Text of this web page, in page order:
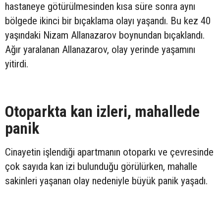
hastaneye götürülmesinden kısa süre sonra aynı
bölgede ikinci bir bıçaklama olayı yaşandı. Bu kez 40
yaşındaki Nizam Allanazarov boynundan bıçaklandı.
Ağır yaralanan Allanazarov, olay yerinde yaşamını
yitirdi.
Otoparkta kan izleri, mahallede
panik
Cinayetin işlendiği apartmanın otoparkı ve çevresinde
çok sayıda kan izi bulunduğu görülürken, mahalle
sakinleri yaşanan olay nedeniyle büyük panik yaşadı.